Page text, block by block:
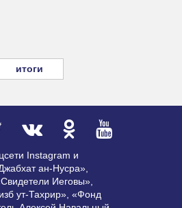
итоги
Instagram и
ан-Нусра»,
Иеговы»,
ут-Тахрир», «Фонд